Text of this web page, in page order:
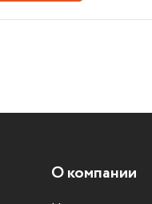
О компании